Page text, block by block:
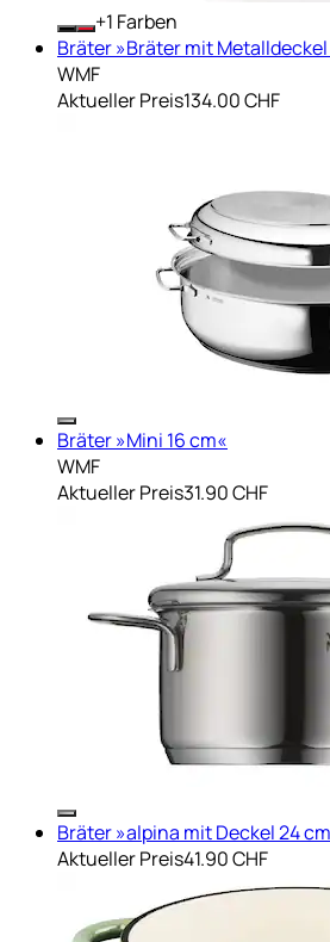
+ Farben
Bräter »Bräter mit
WMF
Aktueller Preis134.00 CHF
Bräter »Mini 16 cm«
WMF
Aktueller Preis31.90 CHF
Bräter »alpina mit Deckel 24
Aktueller Preis41.90 CHF